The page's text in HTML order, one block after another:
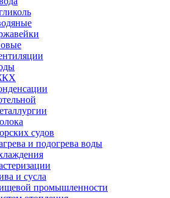
судов
и подогрева воды
и сусла
промышленности